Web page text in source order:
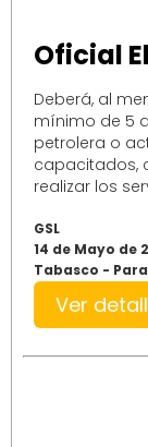
Oficial
Deberá, al
mínimo de 5
petrolera o
capacitados,
realizar los
GSL
14 de Mayo de
Tabasco -
Ver